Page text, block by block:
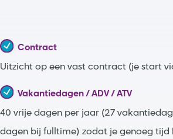
Contract
Uitzicht op een vast contract (je start
Vakantiedagen / ADV / ATV
40 vrije dagen per jaar (27
dagen bij fulltime) zodat je genoeg tijd